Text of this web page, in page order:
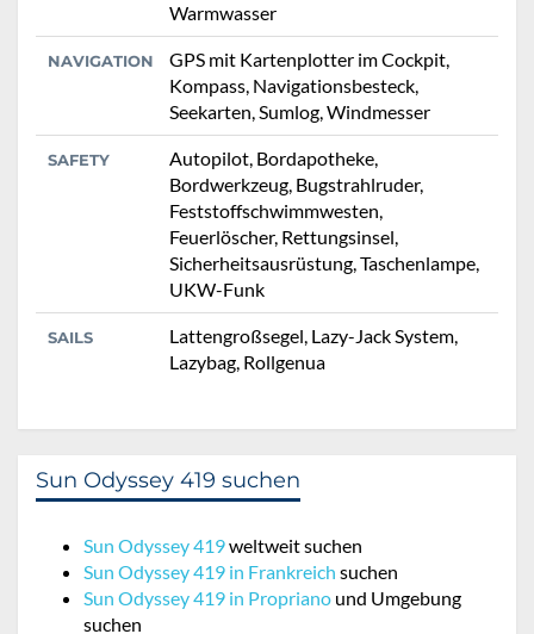
Warmwasser
NAVIGATION
GPS mit Kartenplotter im Cockpit,
Kompass, Navigationsbesteck,
Seekarten, Sumlog, Windmesser
SAFETY
Autopilot, Bordapotheke,
Bordwerkzeug, Bugstrahlruder,
Feststoffschwimmwesten,
Feuerlöscher, Rettungsinsel,
Sicherheitsausrüstung, Taschenlampe,
UKW-Funk
SAILS
Lattengroßsegel, Lazy-Jack System,
Lazybag, Rollgenua
Sun Odyssey 419 suchen
Sun Odyssey 419weltweit suchen
Sun Odyssey 419 in Frankreich suchen
Sun Odyssey 419 in Propriano und Umgebung
suchen